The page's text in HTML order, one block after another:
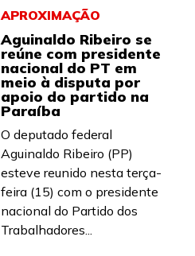
APROXIMAÇÃO
Aguinaldo Ribeiro se
reúne com presidente
nacional do PT em
meio à disputa por
apoio do partido na
Paraíba
O deputado federal
Aguinaldo Ribeiro (PP)
esteve reunido nesta terça-
feira (15) com o presidente
nacional do Partido dos
Trabalhadores...